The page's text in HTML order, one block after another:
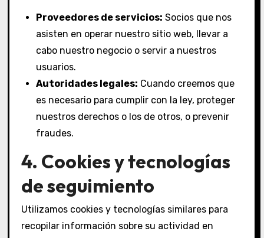
Proveedores de servicios: Socios que nos
asisten en operar nuestro sitio web, llevar a
cabo nuestro negocio o servir a nuestros
usuarios.
Autoridades legales: Cuando creemos que
es necesario para cumplir con la ley, proteger
nuestros derechos o los de otros, o prevenir
fraudes.
4. Cookies y tecnologías
de seguimiento
Utilizamos cookies y tecnologías similares para
recopilar información sobre su actividad en